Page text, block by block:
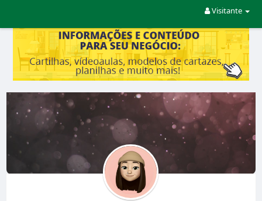
Visitante